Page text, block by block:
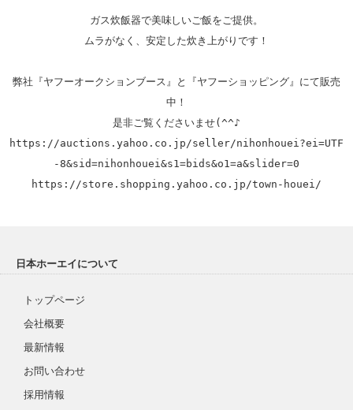
ガス炊飯器で美味しいご飯をご提供。
ムラがなく、安定した炊き上がりです！
弊社『ヤフーオークションブース』と『ヤフーショッピング』にて販売
中！
https://auctions.yahoo.co.jp/seller/nihonhouei?ei=UTF
-8&sid=nihonhouei&s1=bids&o1=a&slider=0
https://store.shopping.yahoo.co.jp/town-houei/
日本ホーエイについて
トップページ
会社概要
最新情報
お問い合わせ
採用情報